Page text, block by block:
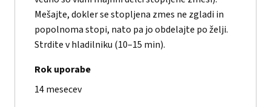
Mešajte, dokler se stopljena zmes ne zgladi in
popolnoma stopi, nato pa jo obdelajte po želji.
Strdite v hladilniku (10–15 min).
Rok uporabe
14 mesecev